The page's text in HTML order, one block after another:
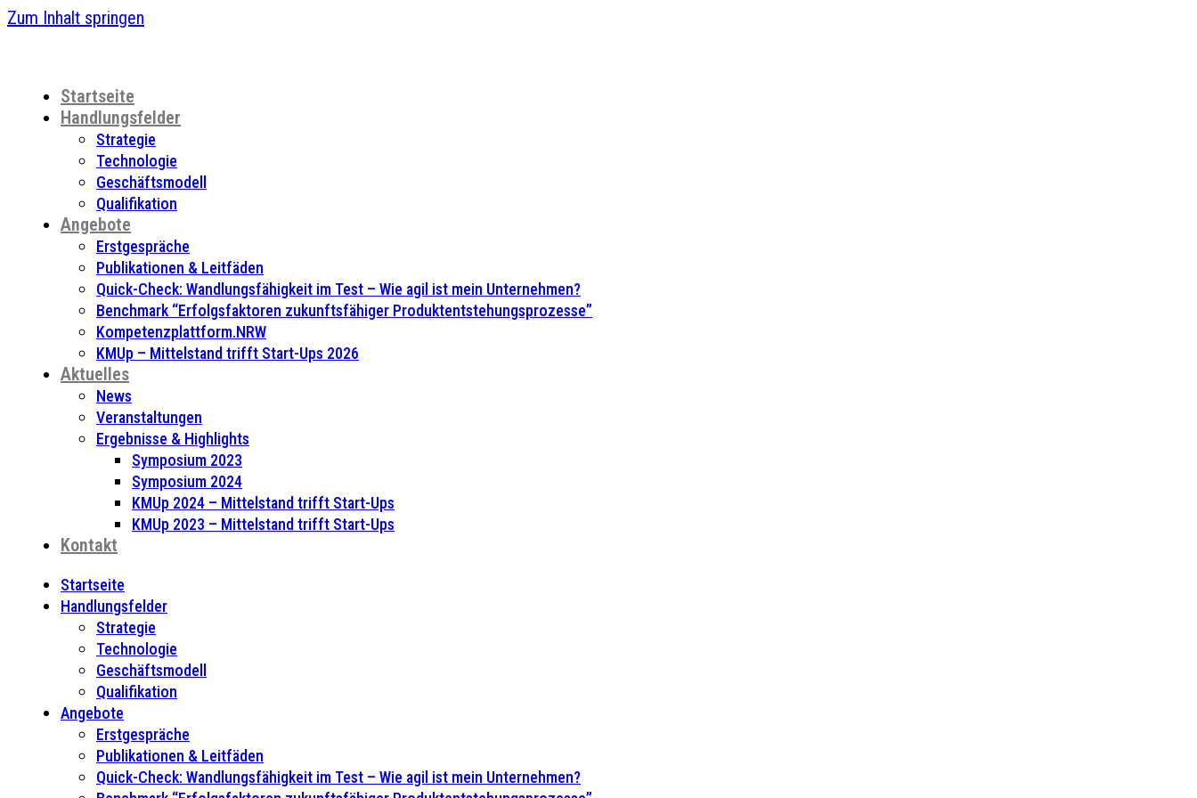
Zum Inhalt springen
Startseite
Handlungsfelder
Strategie
Technologie
Geschäftsmodell
Qualifikation
Angebote
Erstgespräche
Publikationen & Leitfäden
Quick-Check: Wandlungsfähigkeit im Test – Wie agil ist mein Unternehmen?
Benchmark “Erfolgsfaktoren zukunftsfähiger Produktentstehungsprozesse”
Kompetenzplattform.NRW
KMUp – Mittelstand trifft Start-Ups 2026
Aktuelles
News
Veranstaltungen
Ergebnisse & Highlights
Symposium 2023
Symposium 2024
KMUp 2024 – Mittelstand trifft Start-Ups
KMUp 2023 – Mittelstand trifft Start-Ups
Kontakt
Startseite
Handlungsfelder
Strategie
Technologie
Geschäftsmodell
Qualifikation
Angebote
Erstgespräche
Publikationen & Leitfäden
Quick-Check: Wandlungsfähigkeit im Test – Wie agil ist mein Unternehmen?